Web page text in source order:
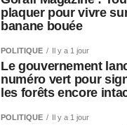
plaquer pour vivre
banane bouée
POLITIQUE Il y a 1 jour
Le gouvernement
numéro vert pour
les forêts encore
POLITIQUE Il y a 1 jour